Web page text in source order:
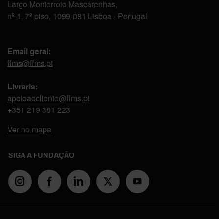
Largo Monterroio Mascarenhas,
nº 1, 7º piso, 1099-081 Lisboa - Portugal
Email geral:
ffms@ffms.pt
Livraria:
apoioaocliente@ffms.pt
+351 219 381 223
Ver no mapa
SIGA A FUNDAÇÃO